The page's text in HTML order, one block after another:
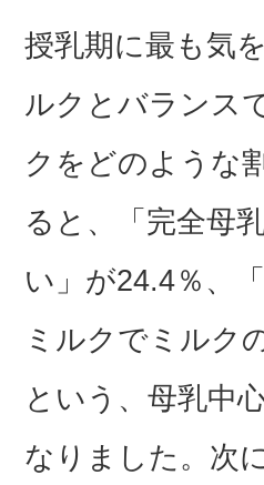
授乳期に最も気
ルクとバランス
クをどのような
ると、「完全母
い」が24.4％、
ミルクでミルク
という、母乳中
なりました。次